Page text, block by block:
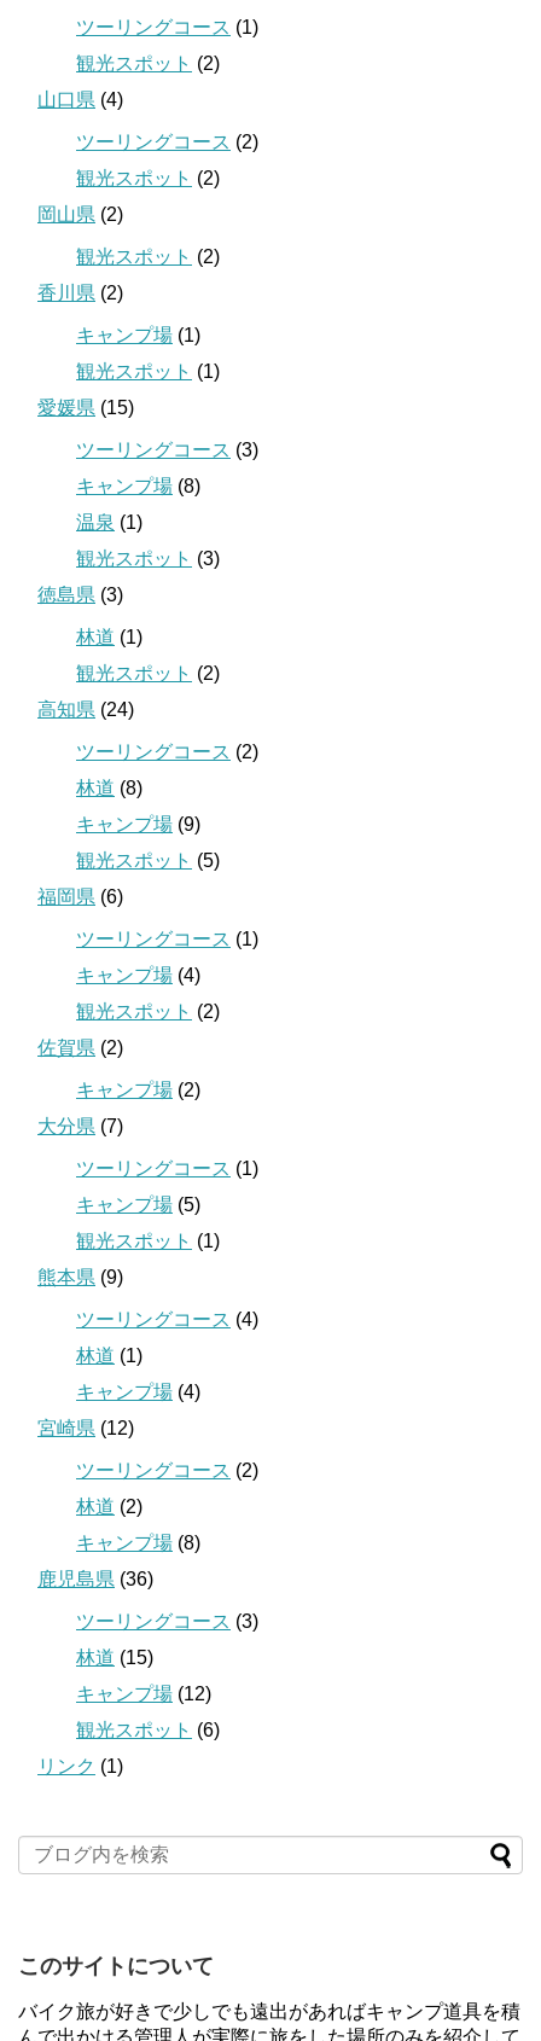
ツーリングコース (1)
観光スポット (2)
山口県 (4)
ツーリングコース (2)
観光スポット (2)
岡山県 (2)
観光スポット (2)
香川県 (2)
キャンプ場 (1)
観光スポット (1)
愛媛県 (15)
ツーリングコース (3)
キャンプ場 (8)
温泉 (1)
観光スポット (3)
徳島県 (3)
林道 (1)
観光スポット (2)
高知県 (24)
ツーリングコース (2)
林道 (8)
キャンプ場 (9)
観光スポット (5)
福岡県 (6)
ツーリングコース (1)
キャンプ場 (4)
観光スポット (2)
佐賀県 (2)
キャンプ場 (2)
大分県 (7)
ツーリングコース (1)
キャンプ場 (5)
観光スポット (1)
熊本県 (9)
ツーリングコース (4)
林道 (1)
キャンプ場 (4)
宮崎県 (12)
ツーリングコース (2)
林道 (2)
キャンプ場 (8)
鹿児島県 (36)
ツーリングコース (3)
林道 (15)
キャンプ場 (12)
観光スポット (6)
リンク (1)
このサイトについて
バイク旅が好きで少しでも遠出があればキャンプ道具を積